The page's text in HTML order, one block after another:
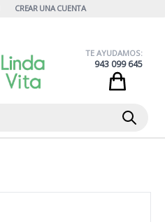
CREAR UNA CUENTA
Buscar
TE AYUDAMOS:
943 099 645